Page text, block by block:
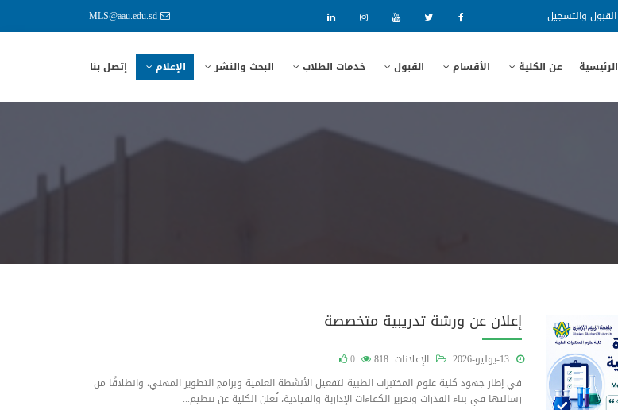
القبول والتسجيل MLS@aau.edu.sd
الرئيسية عن الكلية الأقسام القبول خدمات الطلاب البحث والنشر الإعلام إتصل بنا
إعلان عن ورشة تدريبية متخصصة
الإعلانات 818
0
في إطار جهود كلية علوم المختبرات الطبية لتفعيل الأنشطة العلمية وبرامج التطوير المهني، وانطلاقًا من
رسالتها في بناء القدرات وتعزيز الكفاءات الإدارية والقيادية، تُعلن الكلية عن تنظيم...